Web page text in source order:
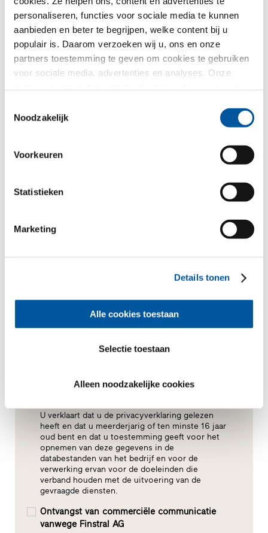
personaliseren, functies voor sociale media te kunnen
aanbieden en beter te begrijpen, welke content bij u
populair is. Daarom verzoeken wij u, ons en onze
partners toestemming te geven om cookies te gebruiken
voor sociale media, advertenties en analyses. Onze
kader van uw gebruik van de diensten hebben
Noodzakelijk
Voorkeuren
Statistieken
Marketing
Details tonen
Alle cookies toestaan
Selectie toestaan
Alleen noodzakelijke cookies
Uw geselecteerde demo
77
Uw bericht
U verklaart dat u de privacyverklaring gelezen
heeft en dat u meerderjarig of ten minste 16 jaar
oud bent en dat u toestemming geeft voor het
opnemen van deze gegevens in de
databestanden van het bedrijf en voor de
verwerking ervan voor de doeleinden die
verband houden met de uitvoering van de
gevraagde diensten.
Ontvangst van commerciële communicatie
vanwege Finstral AG